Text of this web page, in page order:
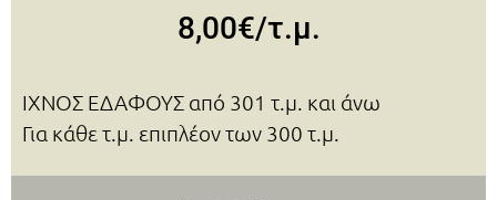
8,00€/τ.μ.
ΙΧΝΟΣ ΕΔΑΦΟΥΣ από 301 τ.μ. και άνω
Για κάθε τ.μ. επιπλέον των 300 τ.μ.